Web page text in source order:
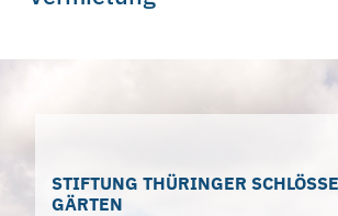
STIFTUNG THÜRINGER
GÄRTEN